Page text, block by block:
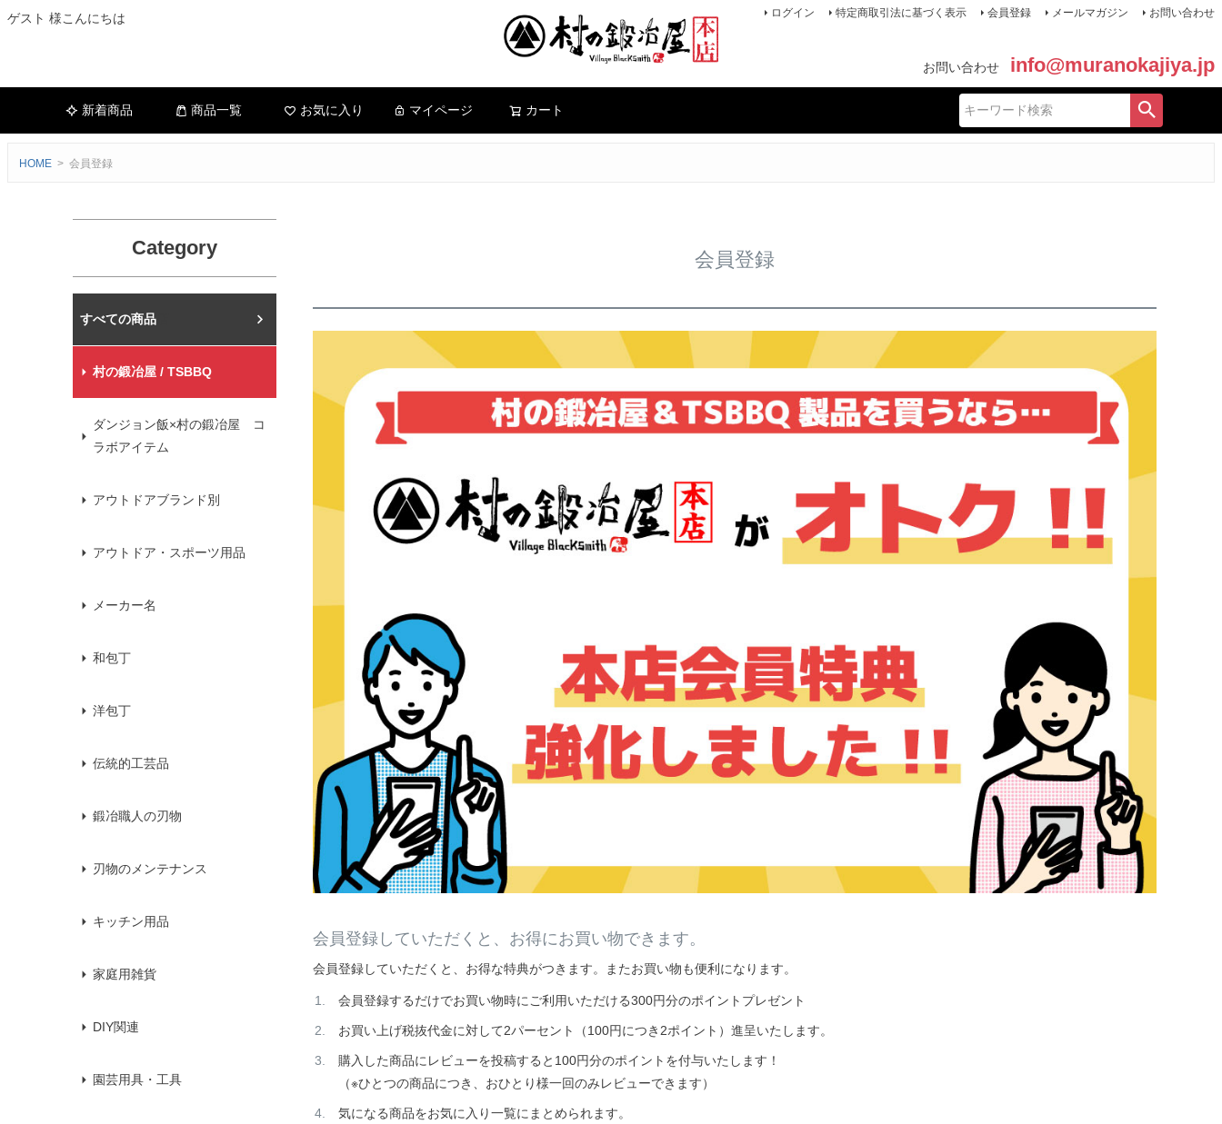
ゲスト 様こんにちは ログイン 特定商取引法に基づく表示 会員登録 メールマガジン お問い合わせ
お問い合わせ info@muranokajiya.jp
新着商品 商品一覧 お気に入り マイページ カート
HOME 会員登録
Category
村の鍛冶屋本店
村の鍛冶屋 / TSBBQ
ダンジョン飯×村の鍛冶屋 コ
ラボアイテム
アウトドアブランド別
アウトドア・スポーツ用品
メーカー名
和包丁
洋包丁
伝統的工芸品
鍛冶職人の刃物
刃物のメンテナンス
キッチン用品
家庭用雑貨
DIY関連
園芸用具・工具
会員登録
会員登録していただくと、お得にお買い物できます。
会員登録していただくと、お得な特典がつきます。またお買い物も便利になります。
会員登録するだけでお買い物時にご利用いただける300円分のポイントプレゼント
お買い上げ税抜代金に対して2パーセント（100円につき2ポイント）進呈いたします。
購入した商品にレビューを投稿すると100円分のポイントを付与いたします！
（※ひとつの商品につき、おひとり様一回のみレビューできます）
気になる商品をお気に入り一覧にまとめられます。